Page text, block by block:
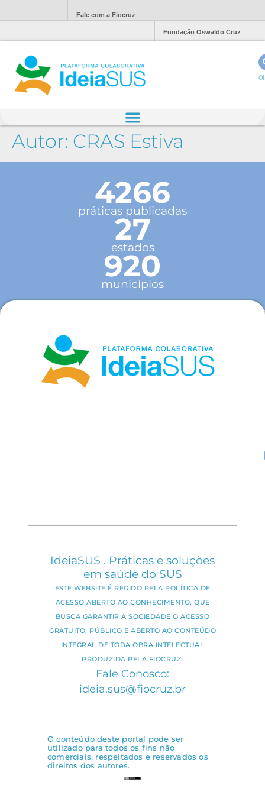
Fale com a Fiocruz
Fundação Oswaldo Cruz
Autor: CRAS Estiva
4266
práticas publicadas
27
estados
920
municípios
IdeiaSUS . Práticas e soluções
em saúde do SUS
ESTE WEBSITE É REGIDO PELA POLÍTICA DE
ACESSO ABERTO AO CONHECIMENTO, QUE
BUSCA GARANTIR À SOCIEDADE O ACESSO
GRATUITO, PÚBLICO E ABERTO AO CONTEÚDO
INTEGRAL DE TODA OBRA INTELECTUAL
PRODUZIDA PELA FIOCRUZ.
Fale Conosco:
ideia.sus@fiocruz.br
O conteúdo deste portal pode ser
utilizado para todos os fins não
comerciais, respeitados e reservados os
direitos dos autores.